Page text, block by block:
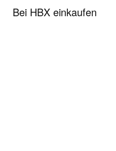
Bei HBX einkaufen